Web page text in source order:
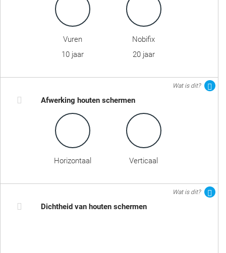
Vuren
10 jaar
Nobifix
20 jaar
Wat is dit?
Afwerking houten schermen
Horizontaal Verticaal
Wat is dit?
Dichtheid van houten schermen